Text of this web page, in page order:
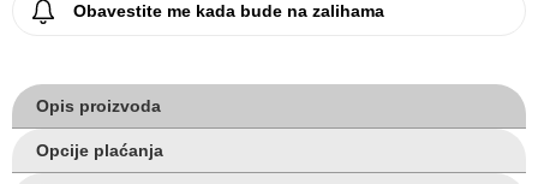
Obavestite me kada bude na zalihama
Opis proizvoda
Opcije plaćanja